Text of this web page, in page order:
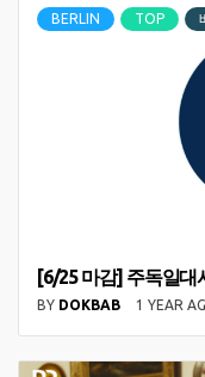
BERLIN TOP
[6/25 마감] 주독일대
BY DOKBAB 1 YEAR